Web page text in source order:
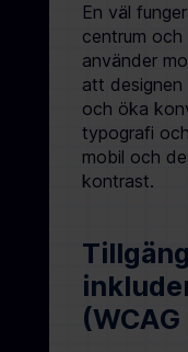
En väl
centrum
använder
att
och öka
typografi
mobil och
kontrast.
(WCAG